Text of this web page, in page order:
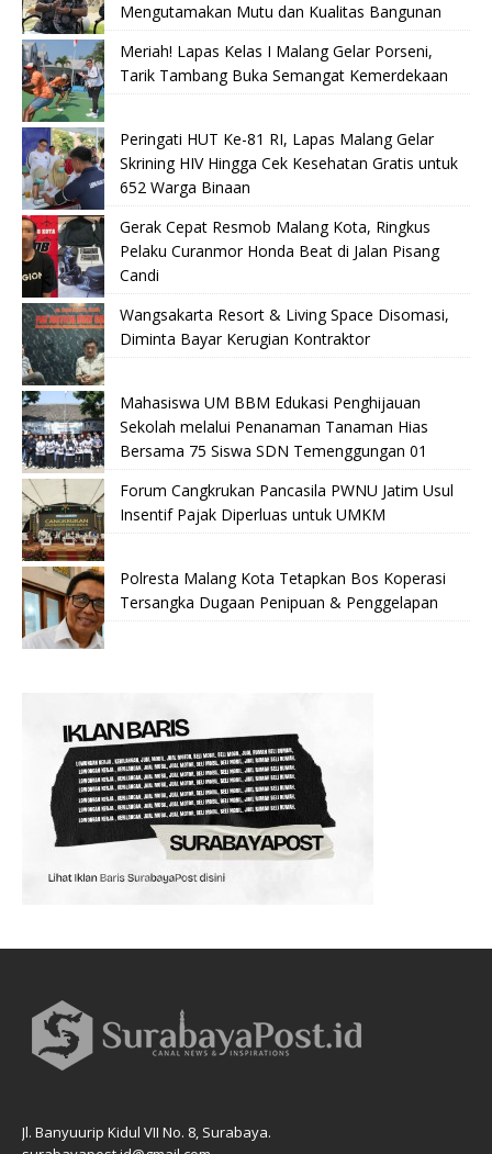
Mengutamakan Mutu dan Kualitas Bangunan
Meriah! Lapas Kelas I Malang Gelar Porseni,
Tarik Tambang Buka Semangat Kemerdekaan
Peringati HUT Ke-81 RI, Lapas Malang Gelar
Skrining HIV Hingga Cek Kesehatan Gratis untuk
652 Warga Binaan
Gerak Cepat Resmob Malang Kota, Ringkus
Pelaku Curanmor Honda Beat di Jalan Pisang
Candi
Wangsakarta Resort & Living Space Disomasi,
Diminta Bayar Kerugian Kontraktor
Mahasiswa UM BBM Edukasi Penghijauan
Sekolah melalui Penanaman Tanaman Hias
Bersama 75 Siswa SDN Temenggungan 01
Forum Cangkrukan Pancasila PWNU Jatim Usul
Insentif Pajak Diperluas untuk UMKM
Polresta Malang Kota Tetapkan Bos Koperasi
Tersangka Dugaan Penipuan & Penggelapan
Jl. Banyuurip Kidul VII No. 8, Surabaya.